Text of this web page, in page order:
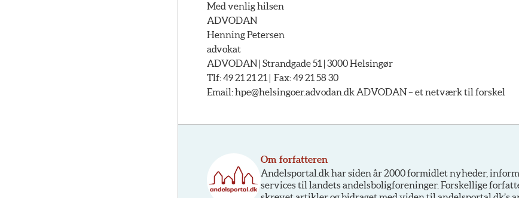
Med venlig hilsen
ADVODAN
Henning Petersen
advokat
ADVODAN | Strandgade 51 | 3000 Helsingør
Tlf: 49 21 21 21 | Fax: 49 21 58 30
Email:hpe@helsingoer.advodan.dk ADVODAN – et netværk til forskel
Om forfatteren
Andelsportal.dk har siden år 2000 formidlet nyheder,
services til landets andelsboligforeninger. Forskellige